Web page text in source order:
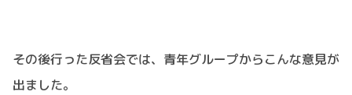
その後行った反省会では、青年グループからこんな意見が
出ました。